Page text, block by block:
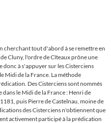
cherchant tout d'abord à se remettre en
Cluny, l'ordre de Cîteaux prône une
donc à s'appuyer sur les Cisterciens
Midi de la France. La méthode
Des Cisterciens sont nommés
le Midi de la France : Henri de
puis Pierre de Castelnau, moine de
des Cisterciens n'obtiennent que
activement participé à la prédication